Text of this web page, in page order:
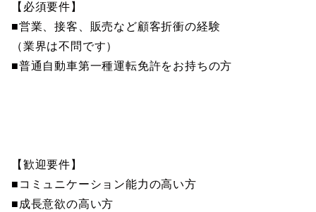
【必須要件】
■営業、接客、販売など顧客折衝の経験
（業界は不問です）
■普通自動車第一種運転免許をお持ちの方
【歓迎要件】
■コミュニケーション能力の高い方
■成長意欲の高い方